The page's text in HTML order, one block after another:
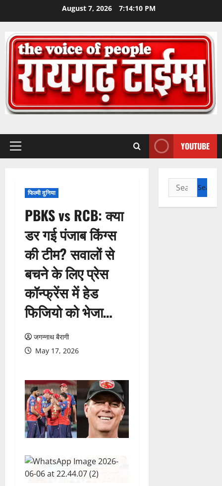
August 7, 2026 7:14:11 PM
Primary
YOUTUBE
फिल्मी दुनिया
PBKS vs RCB: क्या
डर गई पंजाब किंग्स
की टीम? सवालों से
बचने के लिए प्रेस
कॉन्फ्रेंस में हेड
फिजियो को भेजा…
जगन्नाथ बैरागी
May 17, 2026
Search
for: